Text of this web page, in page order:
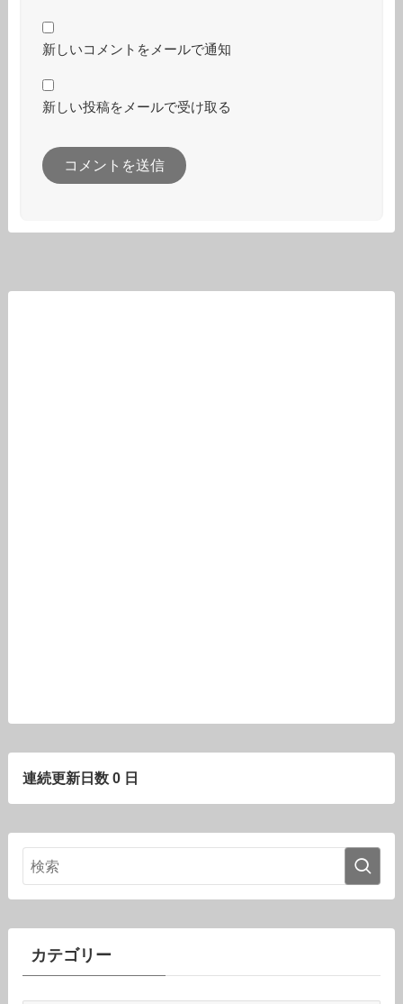
新しいコメントをメールで通知
新しい投稿をメールで受け取る
連続更新日数 0 日
カテゴリー